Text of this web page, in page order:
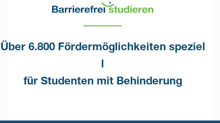
Über 6.800 Fördermöglichkeiten speziel
l
für Studenten mit Behinderung